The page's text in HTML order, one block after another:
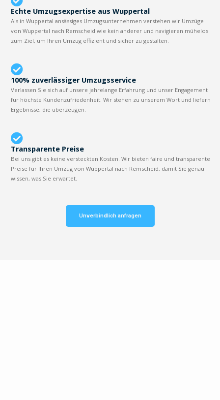
Echte Umzugsexpertise aus Wuppertal
Als in Wuppertal ansässiges Umzugsunternehmen verstehen wir Umzüge
von Wuppertal nach Remscheid wie kein anderer und navigieren mühelos
zum Ziel, um Ihren Umzug effizient und sicher zu gestalten.
100% zuverlässiger Umzugsservice
Verlassen Sie sich auf unsere jahrelange Erfahrung und unser Engagement
für höchste Kundenzufriedenheit. Wir stehen zu unserem Wort und liefern
Ergebnisse, die überzeugen.
Transparente Preise
Bei uns gibt es keine versteckten Kosten. Wir bieten faire und transparente
Preise für Ihren Umzug von Wuppertal nach Remscheid, damit Sie genau
wissen, was Sie erwartet.
Unverbindlich anfragen